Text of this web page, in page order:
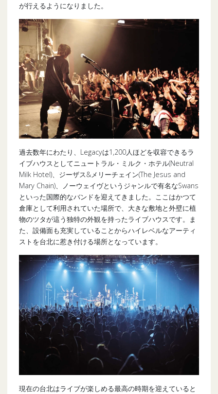
が行えるようになりました。
過去数年にわたり、Legacyは1,200人ほどを収容できるラ
イブハウスとしてニュートラル・ミルク・ホテル(Neutral
Milk Hotel)、ジーザス&メリーチェイン(The Jesus and
Mary Chain)、ノーウェイヴというジャンルで有名なSwans
といった国際的なバンドを迎えてきました。ここはかつて
倉庫として利用されていた場所で、大きな敷地と外壁に植
物のツタが這う独特の外観を持ったライブハウスです。ま
た、設備面も充実していることからハイレベルなアーティ
ストを台北に惹き付ける場所となっています。
現在の台北はライブが楽しめる最高の時期を迎えていると